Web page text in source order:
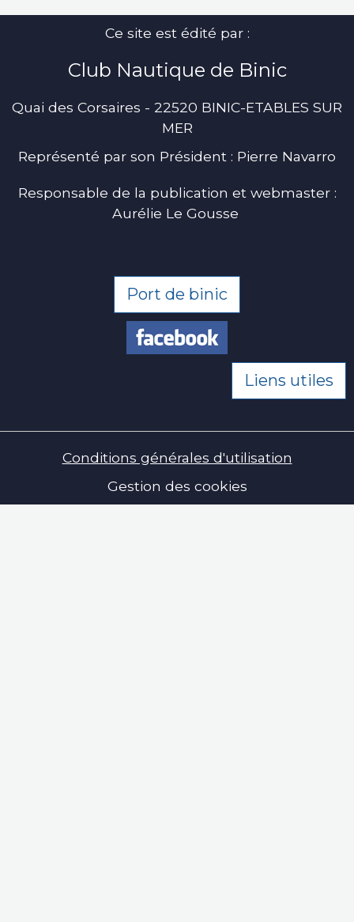
Ce site est édité par :
Club Nautique de Binic
Quai des Corsaires - 22520 BINIC-ETABLES SUR
MER
Représenté par son Président : Pierre Navarro
Responsable de la publication et webmaster :
Aurélie Le Gousse
Port de binic
Liens utiles
Conditions générales d'utilisation
Gestion des cookies